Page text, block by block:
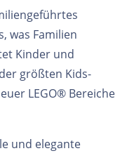
was Familien
Kinder und
größten Kids-
LEGO® Bereiche
und elegante